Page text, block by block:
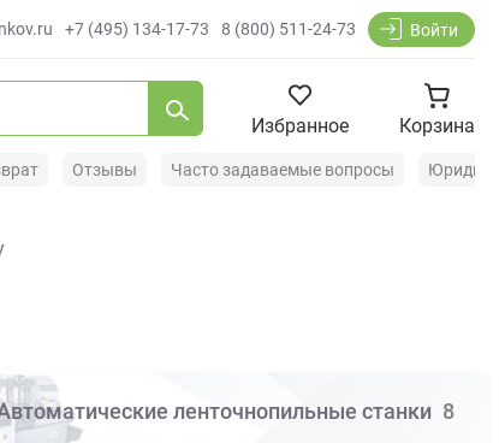
+7 (495) 134-17-73 8 (800) 511-24-73 Войти
Избранное Корзина
Отзывы Часто задаваемые вопросы
ленточнопильные станки 8